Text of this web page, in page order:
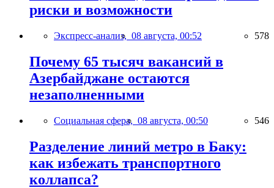
риски и возможности
Экспресс-анализ, 08 августа, 00:52 578
Почему 65 тысяч вакансий в
Азербайджане остаются
незаполненными
Социальная сфера, 08 августа, 00:50 546
Разделение линий метро в Баку:
как избежать транспортного
коллапса?